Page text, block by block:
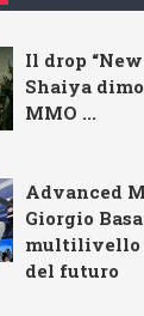
Il drop
Shaiya
MMO ...
Advanced
Giorgio
multilivello
del futuro